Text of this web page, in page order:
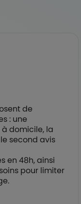
de
: une
domicile, la
second avis
en 48h, ainsi
pour limiter